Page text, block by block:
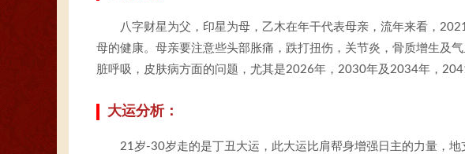
八字财星为父，印星为母，乙木在年干代表母亲，流年来看，
母的健康。母亲要注意些头部胀痛，跌打扭伤，关节炎，骨质增生及
脏呼吸，皮肤病方面的问题，尤其是2026年，2030年及2034年，
大运分析：
21岁-30岁走的是丁丑大运，此大运比肩帮身增强日主的力量，